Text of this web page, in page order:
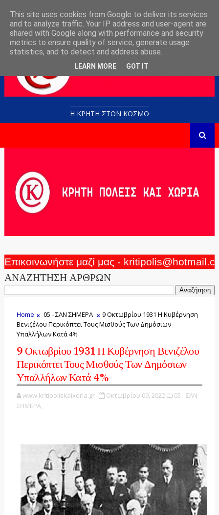
Η ΚΡΗΤΗ ΣΤΟN KOΣΜΟ
Επικοινωνήστε μαζί μας -
ΑΝΑΖΗΤΗΣΗ ΑΡΘΡΩΝ
Home 05 - ΣΑΝ ΣΗΜΕΡΑ
9 Οκτωβρίου 1931 Η Κυβέρνηση
Βενιζέλου Περικόπτει Τους Μισθούς Των Δημόσιων
Υπαλλήλων Κατά 4%
9 Οκτωβρίου 1931 Η Κυβέρνηση Βενιζέλου
Περικόπτει Τους Μισθούς Των Δημόσιων
Υπαλλήλων Κατά 4%
www.kritipoliskaixoria.gr Οκτωβρίου 09, 2022
05 - ΣΑΝ
ΣΗΜΕΡΑ,
This site uses cookies from Google to deliver its services
and to analyze traffic. Your IP address and user-agent are
shared with Google along with performance and security
metrics to ensure quality of service, generate usage
statistics, and to detect and address abuse.
LEARN MORE GOT IT